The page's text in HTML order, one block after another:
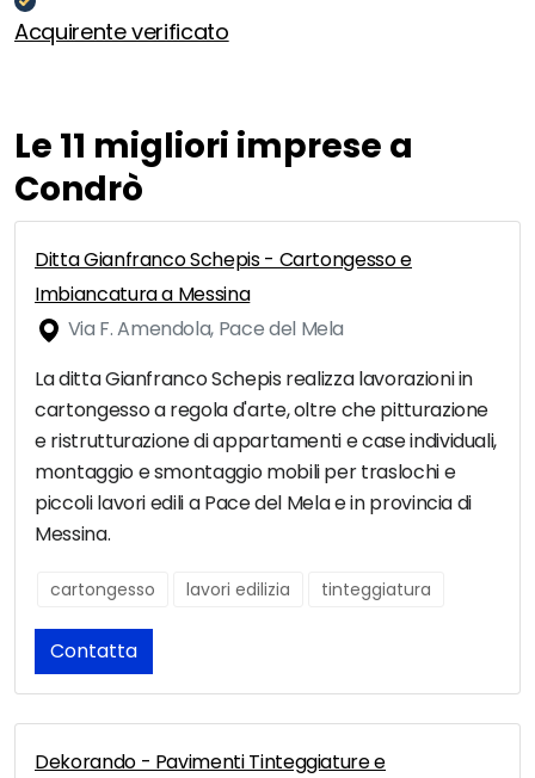
Acquirente verificato
Le 11 migliori imprese a
Condrò
Ditta Gianfranco Schepis - Cartongesso e
Imbiancatura a Messina
Via F. Amendola, Pace del Mela
La ditta Gianfranco Schepis realizza lavorazioni in
cartongesso a regola d'arte, oltre che pitturazione
e ristrutturazione di appartamenti e case individuali,
montaggio e smontaggio mobili per traslochi e
piccoli lavori edili a Pace del Mela e in provincia di
Messina.
cartongesso lavori edilizia tinteggiatura
Contatta
Dekorando - Pavimenti Tinteggiature e